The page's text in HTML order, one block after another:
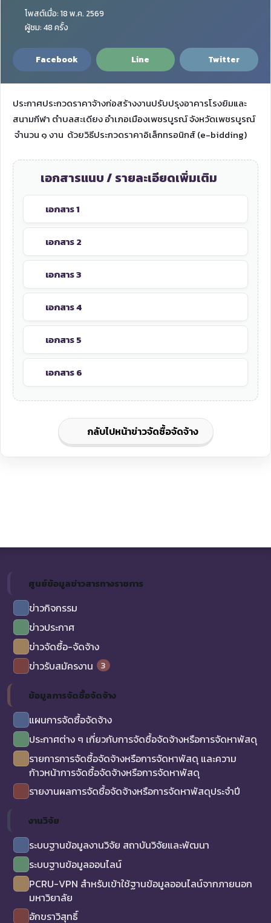
โพสต์เมื่อ: 18 พ.ค. 2569
ผู้ชม: 48 ครั้ง
Facebook Line Twitter
ประกาศประกวดราคาจ้างก่อสร้างงานปรับปรุงอาคารโรงยิมและ
สนามกีฬา ตำบลสะเดียง อำเภอเมืองเพชรบูรณ์ จังหวัดเพชรบูรณ์
จำนวน ๑ งาน ด้วยวิธีประกวดราคาอิเล็กทรอนิกส์ (e-bidding)
เอกสารแนบ / รายละเอียดเพิ่มเติม
เอกสาร 1
เอกสาร 2
เอกสาร 3
เอกสาร 4
เอกสาร 5
เอกสาร 6
กลับไปหน้าข่าวจัดซื้อจัดจ้าง
ศูนย์ข้อมูลข่าวสารทางราชการ
ข่าวกิจกรรม
ข่าวประกาศ
ข่าวจัดซื้อ-จัดจ้าง
ข่าวรับสมัครงาน
3
ข้อมูลการจัดซื้อจัดจ้าง
แผนการจัดซื้อจัดจ้าง
ประกาศต่าง ๆ เกี่ยวกับการจัดซื้อจัดจ้างหรือการจัดหาพัสดุ
รายการการจัดซื้อจัดจ้างหรือการจัดหาพัสดุ และความ
ก้าวหน้าการจัดซื้อจัดจ้างหรือการจัดหาพัสดุ
รายงานผลการจัดซื้อจัดจ้างหรือการจัดหาพัสดุประจำปี
งานวิจัย
ระบบฐานข้อมูลงานวิจัย สถาบันวิจัยและพัฒนา
ระบบฐานข้อมูลออนไลน์
PCRU-VPN สำหรับเข้าใช้ฐานข้อมูลออนไลน์จากภายนอก
มหาวิยาลัย
อักขราวิสุทธิ์